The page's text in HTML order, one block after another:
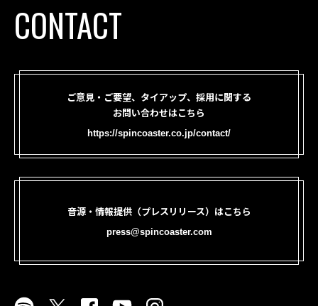
CONTACT
ご意見・ご要望、タイアップ、採用に関する
お問い合わせはこちら
https://spincoaster.co.jp/contact/
音源・情報提供（プレスリリース）はこちら
press@spincoaster.com